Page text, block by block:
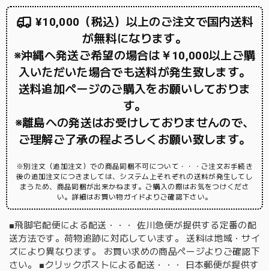
¥10,000（税込）以上のご注文で国内送料
が無料になります。
※沖縄へ発送ご希望の場合は￥10,000以上ご購
入いただいた場合でも送料が発生致します。
送料追加ページのご購入をお願いしておりま
す。
※離島への発送はお受けしておりませんので、
ご理解ご了承の程よろしくお願い致します。
※別注文（追加注文）での商品同梱不可について・・・ご注文お手続き
後の追加注文につきましては、システム上それぞれの送料が発生してし
まうため、商品同梱が出来かねます。ご購入の際はお気をつけくださ
い。詳細はお買い物ガイドよりご確認下さい。
■飛脚宅配便による配送・・・ 佐川急便が提供する定番の配
送方法です。荷物追跡に対応しています。 送料は地域・サイ
ズにより異なります。 お買い求めの商品ページよりご確認下
さい。 ■クリックポストによる配送・・・ 日本郵便が提供す